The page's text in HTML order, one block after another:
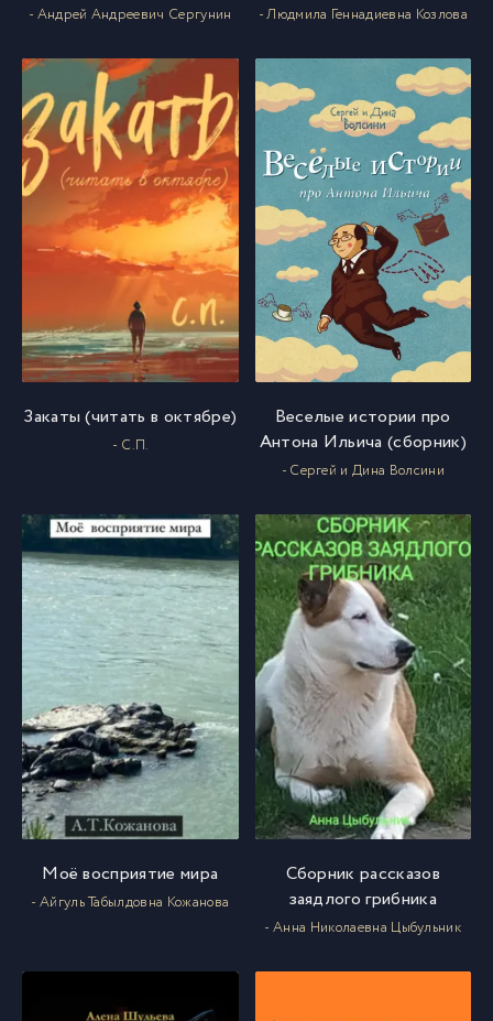
- Андрей Андреевич Сергунин - Людмила Геннадиевна Козлова
Закаты (читать в октябре)
- С.П.
Веселые истории про
Антона Ильича (сборник)
- Сергей и Дина Волсини
Моё восприятие мира
- Айгуль Табылдовна Кожанова
Сборник рассказов
заядлого грибника
- Анна Николаевна Цыбульник